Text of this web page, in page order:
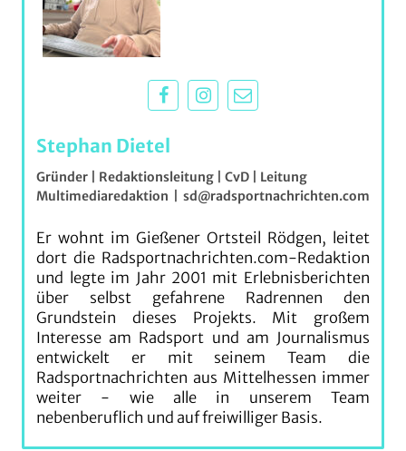
Stephan Dietel
Gründer | Redaktionsleitung | CvD | Leitung
Multimediaredaktion
sd@radsportnachrichten.com
Er wohnt im Gießener Ortsteil Rödgen, leitet
dort die Radsportnachrichten.com-Redaktion
und legte im Jahr 2001 mit Erlebnisberichten
über selbst gefahrene Radrennen den
Grundstein dieses Projekts. Mit großem
Interesse am Radsport und am Journalismus
entwickelt er mit seinem Team die
Radsportnachrichten aus Mittelhessen immer
weiter - wie alle in unserem Team
nebenberuflich und auf freiwilliger Basis.